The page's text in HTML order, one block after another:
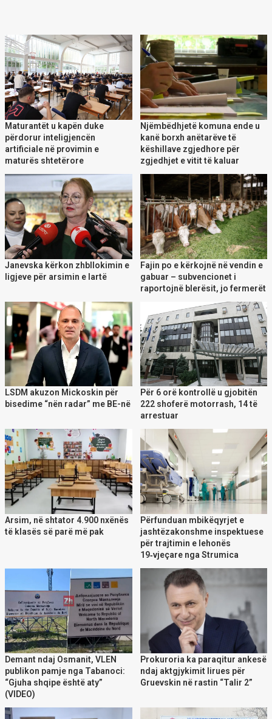
Maturantët u kapën duke
përdorur inteligjencën
artificiale në provimin e
maturës shtetërore
Njëmbëdhjetë komuna ende u
kanë borxh anëtarëve të
këshillave zgjedhore për
zgjedhjet e vitit të kaluar
Janevska kërkon zhbllokimin e
ligjeve për arsimin e lartë
Fajin po e kërkojnë në vendin e
gabuar – subvencionet i
raportojnë blerësit, jo fermerët
LSDM akuzon Mickoskin për
bisedime “nën radar” me BE-në
Për 6 orë kontrollë u gjobitën
222 shoferë motorrash, 14 të
arrestuar
Arsim, në shtator 4.900 nxënës
të klasës së parë më pak
Përfunduan mbikëqyrjet e
jashtëzakonshme inspektuese
për trajtimin e lehonës
19‑vjeçare nga Strumica
Demant ndaj Osmanit, VLEN
publikon pamje nga Tabanoci:
“Gjuha shqipe është aty”
(VIDEO)
Prokuroria ka paraqitur ankesë
ndaj aktgjykimit lirues për
Gruevskin në rastin “Talir 2”